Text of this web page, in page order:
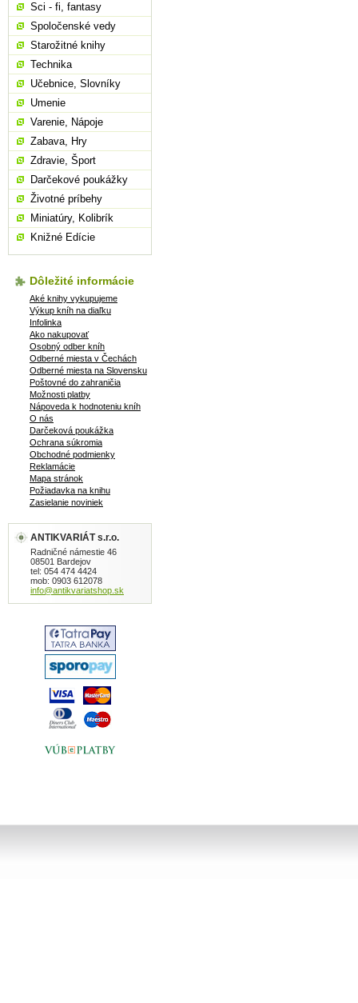
Sci - fi, fantasy
Spoločenské vedy
Starožitné knihy
Technika
Učebnice, Slovníky
Umenie
Varenie, Nápoje
Zabava, Hry
Zdravie, Šport
Darčekové poukážky
Životné príbehy
Miniatúry, Kolibrík
Knižné Edície
Dôležité informácie
Aké knihy vykupujeme
Výkup kníh na diaľku
Infolinka
Ako nakupovať
Osobný odber kníh
Odberné miesta v Čechách
Odberné miesta na Slovensku
Poštovné do zahraničia
Možnosti platby
Nápoveda k hodnoteniu kníh
O nás
Darčeková poukážka
Ochrana súkromia
Obchodné podmienky
Reklamácie
Mapa stránok
Požiadavka na knihu
Zasielanie noviniek
ANTIKVARIÁT s.r.o.
Radničné námestie 46
08501 Bardejov
tel: 054 474 4424
mob: 0903 612078
info@antikvariatshop.sk